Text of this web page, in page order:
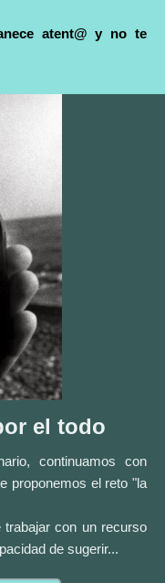
atent@ y no te
el todo
continuamos con
proponemos el reto "la
trabajar con un recurso
de sugerir...